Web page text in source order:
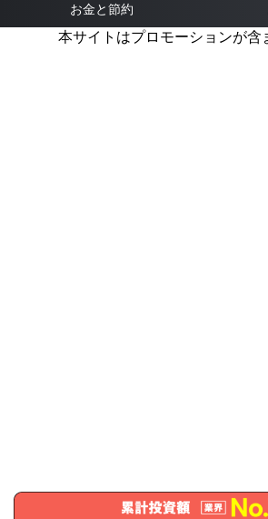
お金と節約
本サイトはプロモーションが含